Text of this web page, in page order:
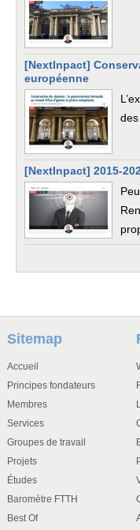
[NextInpact]
européenne
[NextInpact] 2015-
Sitemap
Accueil
Principes fondateurs
Membres
Services
Groupes de travail
Projets
Études
Baromètre FTTH
Best Of